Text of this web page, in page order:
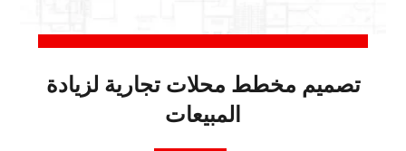
تصميم مخطط محلات تجارية لزيادة
المبيعات